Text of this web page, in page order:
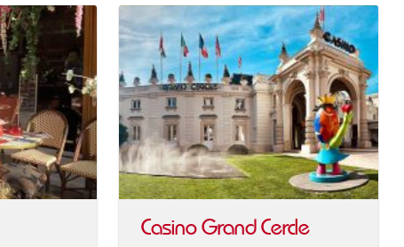
Casino Grand Cercle